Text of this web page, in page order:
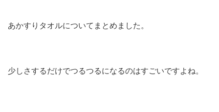
あかすりタオルについてまとめました。
少しさするだけでつるつるになるのはすごいですよね。